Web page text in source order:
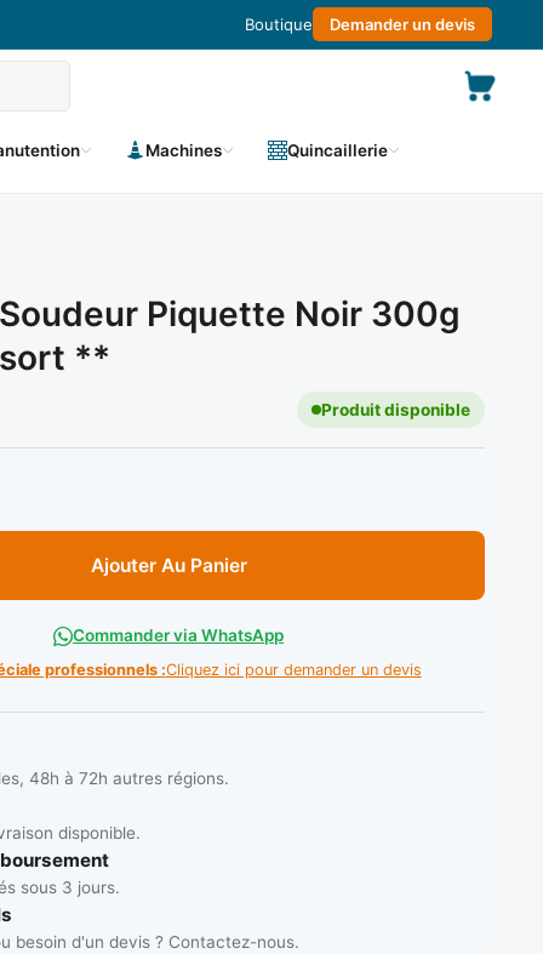
Boutique Demander un devis
Machines Quincaillerie
Piquette Noir 300g
**
Produit disponible
Ajouter Au Panier
Commander via WhatsApp
professionnels :Cliquez ici pour demander un devis
48h à 72h autres régions.
disponible.
sous 3 jours.
besoin d'un devis ? Contactez-nous.